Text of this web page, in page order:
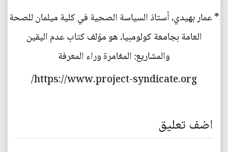
* عمار بهيدي، أستاذ السياسة الصحية في كلية ميلمان للصحة
العامة بجامعة كولومبيا، هو مؤلف كتاب عدم اليقين
والمشاريع: المغامرة وراء المعرفة
https://www.project-syndicate.org/
اضف تعليق